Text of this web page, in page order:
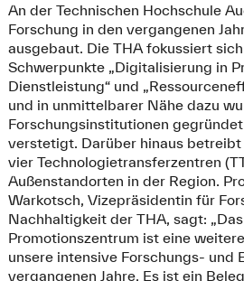
An der Technischen Hochschule
Forschung in den vergangenen
ausgebaut. Die THA fokussiert
Schwerpunkte „Digitalisierung in
Dienstleistung“ und
und in unmittelbarer Nähe dazu
Forschungsinstitutionen
verstetigt. Darüber hinaus betreibt
vier Technologietransferzentren
Außenstandorten in der Region.
Warkotsch, Vizepräsidentin für
Nachhaltigkeit der THA, sagt:
Promotionszentrum ist eine
unsere intensive Forschungs- und
vergangenen Jahre. Es ist ein